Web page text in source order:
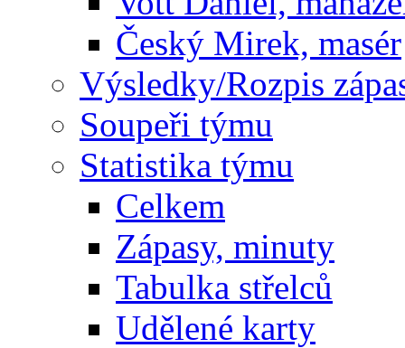
Český Mirek, masér
Výsledky/Rozpis
Soupeři týmu
Statistika týmu
Celkem
Zápasy, minuty
Tabulka střelců
Udělené karty